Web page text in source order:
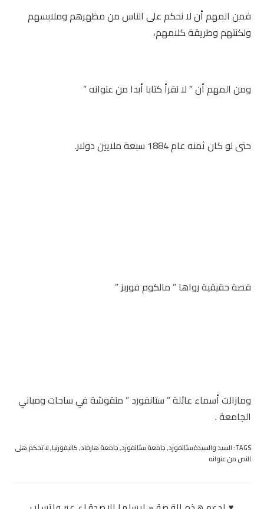
فمن المهم أن لا نحكم على الناس من مظهرهم وملابسهم
ولكنتهم وطريقة كلامهم،
ومن المهم أن ” لا نقرأ كتابا أبدا من عنوانه ”
حتى لو كان ثمنه عام 1884 سبعة ملايين دولار.
قصة حقيقية رواها ” مالكوم فوربز ”
ومازالت أسماء عائلة ” ستانفورد ” منقوشة في ساحات ومباني
الجامعة .
TAGS: السيد والسيدةستانفورد,جامعة ستانفورد,جامعة هارفاد,كاليفورنيا,لا تحكم هلى
النص من عنوانه